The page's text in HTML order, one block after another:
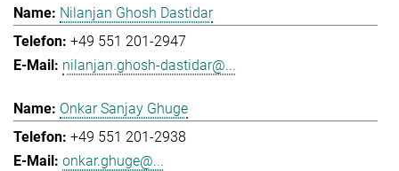
Nilanjan Ghosh Dastidar
+49 551 201-2947
nilanjan.ghosh-dastidar@...
Onkar Sanjay Ghuge
+49 551 201-2938
onkar.ghuge@...